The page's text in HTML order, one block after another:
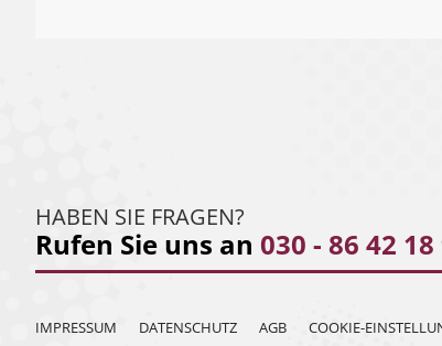
HABEN SIE FRAGEN?
Rufen Sie uns an 030 - 86 42 18
IMPRESSUM DATENSCHUTZ AGB COOKIE-